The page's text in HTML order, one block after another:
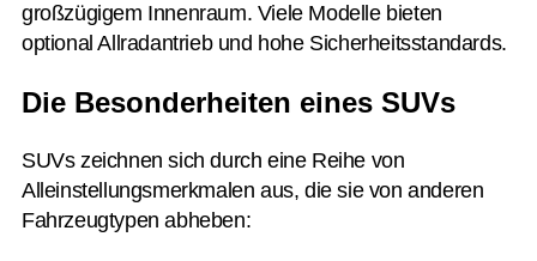
großzügigem Innenraum. Viele Modelle bieten
optional Allradantrieb und hohe Sicherheitsstandards.
Die Besonderheiten eines SUVs
SUVs zeichnen sich durch eine Reihe von
Alleinstellungsmerkmalen aus, die sie von anderen
Fahrzeugtypen abheben: